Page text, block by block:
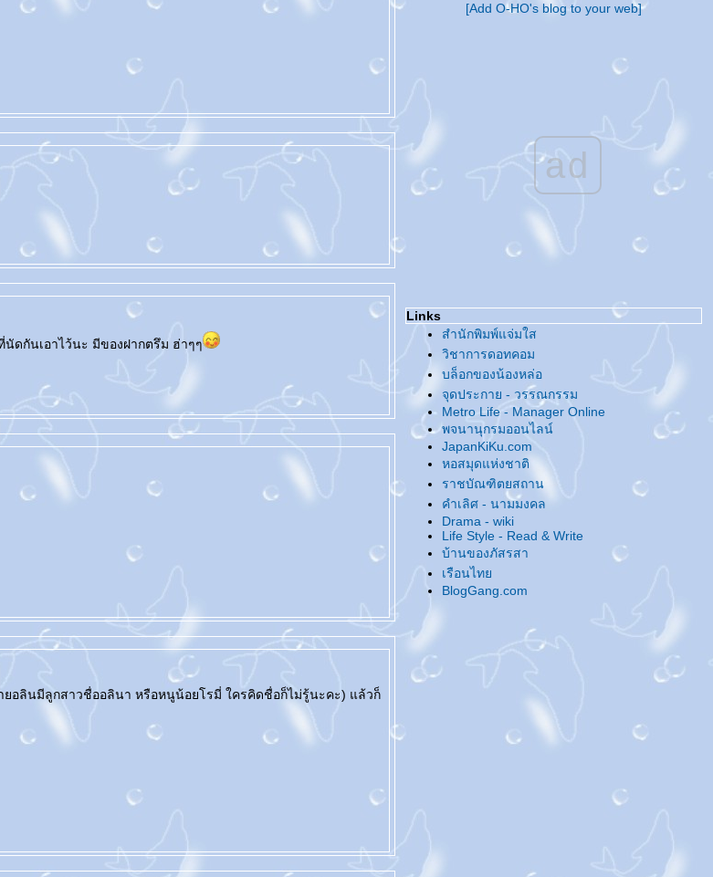
ดกันเอาไว้นะ มีของฝากตรึม ฮ่าๆๆ
อลินมีลูกสาวชื่ออลินา หรือหนูน้อยโรมี่ ใครคิดชื่อก็ไม่รู้นะคะ) แล้วก็
@... อัพเดทกันหน่อย ...@
@... Tag - ความฝันของคนหน้าเหมือนคนดัง
@... งานหนังสือ / นักเขียนกับจิตสำนึกด้าน
^o^... คู่มือลิขสิทธิ์สำหรับนักเขียน ...^o^
@... ชวนกันไปงานหนังสือ ...@
@... สวัสดีปีใหม่จีน ...@
@... ของสะสม ...@
@... แท็ก แถ็ก ...@
@... ??? ...@
@... สวัสดีปีหมู... ท้อง...ทอง ...@
@... ในลิ้นชัก ...@
@... มีแต่ความรู้สึกดี๊ดี ...@
@... Charity Love Charity Party ...@
@... บานชื่น - ชื่นบาน ...@
@... มั่ง มี ศรี สุข ...@
@... ลองของใหม่ ...@
@... ประกาศตัว 'กิ๊ก' คนใหม่ ...@
@... กลุ่มย่อย 'งานฝีมือ' เป็นเหตุ ...@
@... ณ อุทยานนี้งามด้วยจามจุรี ...@
@... มิถุนาที่ผ่านมา ...@
@... ธ ทรงเป็นศูนย์รวมใจไทยทั้งชาติ ...@
@... เปิดบล็อกคุยกัน ...@
@... มาน่ารักใกล้ๆ หน่อย ...@
@... งานหนังสือครั้งนี้ - เสียหายไม่มาก ...@
@... แนะนำนิยายเผื่อคนไปงานหนังสือครั้งนี้
@... สุสานหิ่งห้อย ...@
@... เก็บมาฝากจากฟอร์เวิร์ดเมล์ ...@
@... ทบทวนประจำปี ...@
[Add O-HO's blog to your web]
ad
Links
สำนักพิมพ์แจ่มใส
วิชาการดอทคอม
บล็อกของน้องหล่อ
จุดประกาย - วรรณกรรม
Metro Life - Manager Online
พจนานุกรมออนไลน์
JapanKiKu.com
หอสมุดแห่งชาติ
ราชบัณฑิตยสถาน
คำเลิศ - นามมงคล
Drama - wiki
Life Style - Read & Write
บ้านของภัสรสา
เรือนไท
BlogGang.com